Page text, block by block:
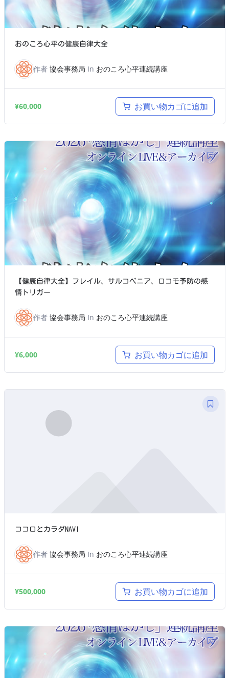
おのころ心平の健康自律大全
作者 協会事務局 In おのころ心平連続講座
¥60,000 お買い物カゴに追加
【健康自律大全】フレイル、サルコペニア、ロコモ予防の感
情トリガー
作者 協会事務局 In おのころ心平連続講座
¥6,000 お買い物カゴに追加
ココロとカラダNAVI
作者 協会事務局 In おのころ心平連続講座
¥500,000 お買い物カゴに追加